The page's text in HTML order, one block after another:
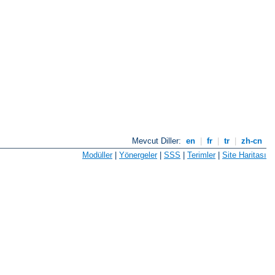
Mevcut Diller: en fr tr
zh-cn
Modüller| Yönergeler| SSS | Terimler| Site Haritası